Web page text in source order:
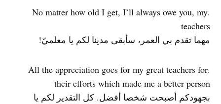
.No matter how old I get, I’ll always owe you, my
teachers
مهما تقدم بي العمر، سأبقى مدينا لكم يا معلميّ!
.All the appreciation goes for my great teachers for
their efforts which made me a better person
بجهودكم أصبحت شخصا أفضل. كل التقدير لكم يا